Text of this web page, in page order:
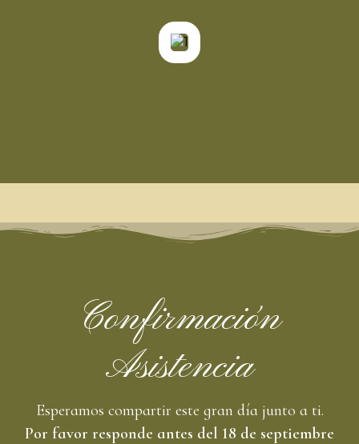
Confirmación
Asistencia
Esperamos compartir este gran día junto a ti.
Por favor responde antes del 18 de septiembre